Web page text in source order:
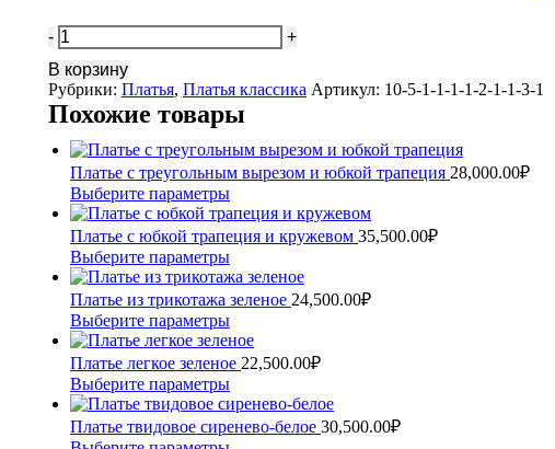
Количество
Платье
расклешенное
черное
В корзину
Рубрики: Платья, Платья классика Артикул: 10-5-1-1-1-1-2-1-1-3-1
Похожие товары
Платье с треугольным вырезом и юбкой трапеция 28,000.00₽
Выберите параметрыЭтот
товар
имеет
несколько
вариаций.
Опции
можно
выбрать
на
странице
товара.
Платье с юбкой трапеция и кружевом 35,500.00₽
Выберите параметрыЭтот
товар
имеет
несколько
вариаций.
Опции
можно
выбрать
на
странице
Платье из трикотажа зеленое 24,500.00₽
Выберите параметрыЭтот
товар
имеет
несколько
вариаций.
Опции
можно
Платье легкое зеленое 22,500.00₽
Выберите параметрыЭтот
товар
имеет
несколько
Платье твидовое сиренево-белое 30,500.00₽